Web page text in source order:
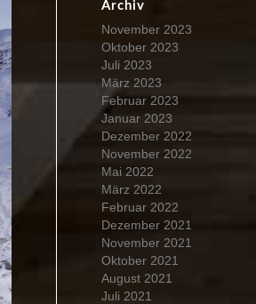
Archiv
November 2023
Oktober 2023
Juli 2023
März 2023
Februar 2023
Januar 2023
Dezember 2022
November 2022
Mai 2022
März 2022
Februar 2022
Dezember 2021
November 2021
Oktober 2021
August 2021
Juli 2021